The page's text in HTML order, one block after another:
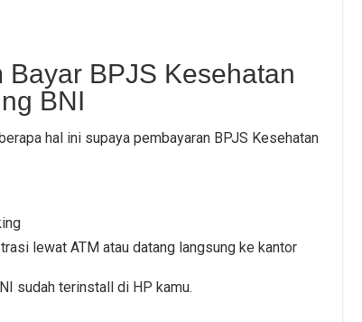
BPJS Kesehatan
BNI
hal ini supaya pembayaran BPJS Kesehatan
lewat ATM atau datang langsung ke kantor
sudah terinstall di HP kamu.